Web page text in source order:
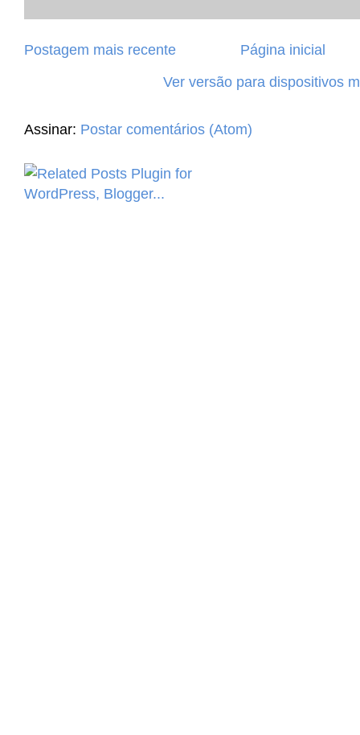
Postagem mais recente
Página inicial
Ver versão para dispositivos
Assinar: Postar comentários (Atom)